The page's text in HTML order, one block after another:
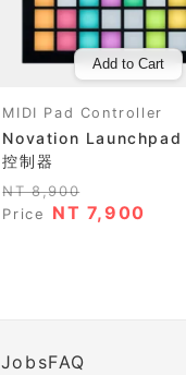
Add to Cart
MIDI Pad Controller
Novation Launchpad
控制器
NT 8,900
Price
NT 7,900
JobsFAQ